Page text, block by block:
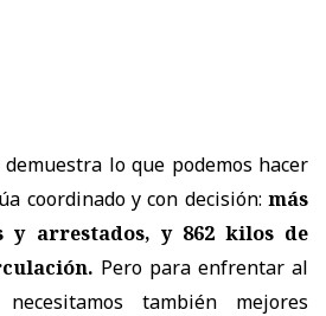
lo que podemos hacer
coordinado y con decisión: más
y arrestados, y 862 kilos de
Pero para enfrentar al
también mejores